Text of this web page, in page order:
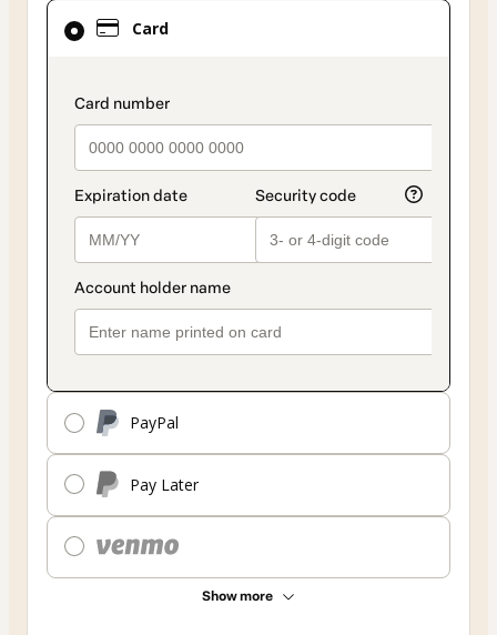
Card
payment_data.section_title_v2
PayPal
Pay Later
Show more
Card
selected
method